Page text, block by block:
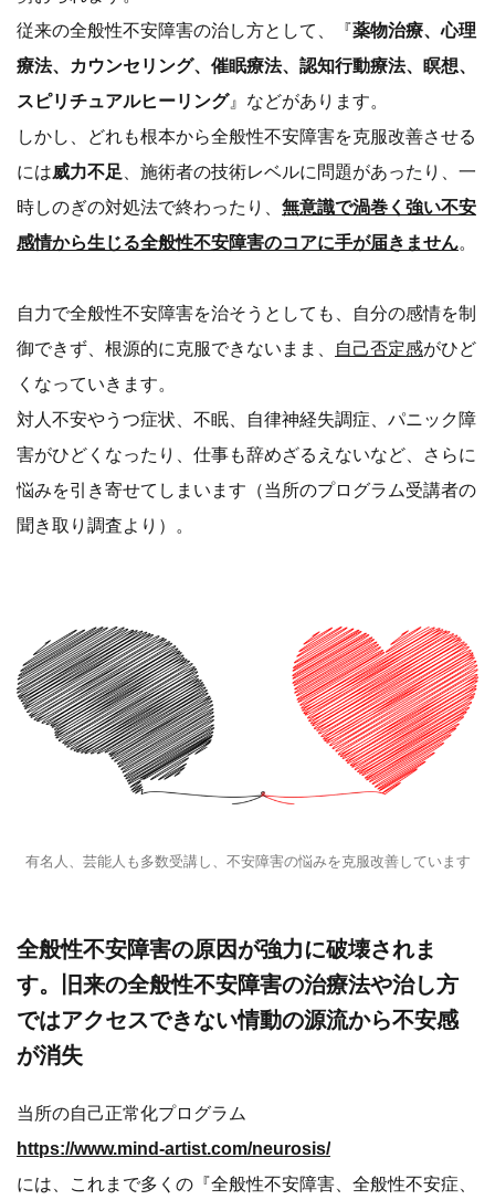
従来の全般性不安障害の治し方として、『薬物治療、心理
療法、カウンセリング、催眠療法、認知行動療法、瞑想、
スピリチュアルヒーリング』などがあります。
しかし、どれも根本から全般性不安障害を克服改善させる
には威力不足 、施術者の技術レベルに問題があったり、一
時しのぎの対処法で終わったり、 無意識で渦巻く強い不安
感情から生じる全般性不安障害のコアに手が届きません。
自力で全般性不安障害を治そうとしても、自分の感情を制
御できず、根源的に克服できないまま、
自己否定感がひど
くなっていきます。
対人不安やうつ症状、不眠、自律神経失調症、パニック障
害がひどくなったり、仕事も辞めざるえないなど、さらに
悩みを引き寄せてしまいます（当所のプログラム受講者の
聞き取り調査より）。
有名人、芸能人も多数受講し、不安障害の悩みを克服改善しています
全般性不安障害の原因が強力に破壊されま
す。旧来の全般性不安障害の治療法や治し方
ではアクセスできない情動の源流から不安感
が消失
当所の自己正常化プログラム
https://www.mind-artist.com/neurosis/
には、これまで多くの『全般性不安障害、全般性不安症、